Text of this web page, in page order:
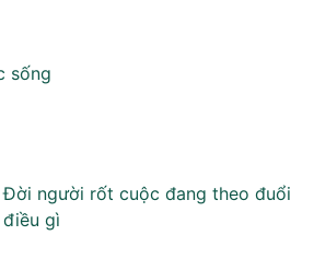
sống
Đời người rốt cuộc đang theo đuổi
điều gì